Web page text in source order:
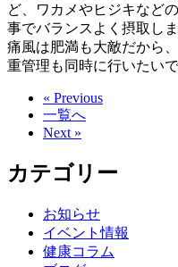
ど、ワカメやヒジキなど
事でバランスよく摂取しま
痛風は肥満も大敵だから
重管理も同時に行いたいで
« Previous
一覧へ
Next »
カテゴリー
お知らせ
イベント情報
健康コラム